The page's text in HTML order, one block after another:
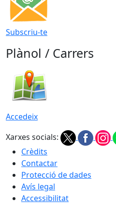
Subscriu-te
Plànol / Carrers
Accedeix
Xarxes socials:
Crèdits
Contactar
Protecció de dades
Avís legal
Accessibilitat